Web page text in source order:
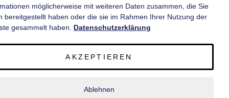
INFORMATIONEN
möglicherweise mit weiteren Daten zusammen, die Sie
bereitgestellt haben oder die sie im Rahmen Ihrer Nutzung der
gesammelt haben. Datenschutzerklärung
AKZEPTIEREN
Ablehnen